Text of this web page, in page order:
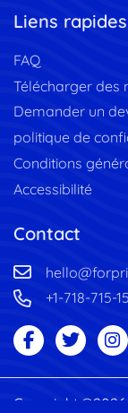
Liens rapides
FAQ
Télécharger des
Demander un
politique de
Conditions
Accessibilité
Contact
+1-718-715-
Copyright ©2026